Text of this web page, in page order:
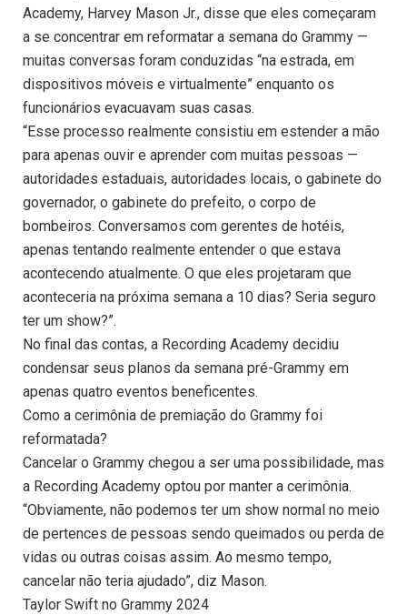
Academy, Harvey Mason Jr., disse que eles começaram
a se concentrar em reformatar a semana do Grammy —
muitas conversas foram conduzidas “na estrada, em
dispositivos móveis e virtualmente” enquanto os
funcionários evacuavam suas casas.
“Esse processo realmente consistiu em estender a mão
para apenas ouvir e aprender com muitas pessoas —
autoridades estaduais, autoridades locais, o gabinete do
governador, o gabinete do prefeito, o corpo de
bombeiros. Conversamos com gerentes de hotéis,
apenas tentando realmente entender o que estava
acontecendo atualmente. O que eles projetaram que
aconteceria na próxima semana a 10 dias? Seria seguro
ter um show?”.
No final das contas, a Recording Academy decidiu
condensar seus planos da semana pré-Grammy em
apenas quatro eventos beneficentes.
Como a cerimônia de premiação do Grammy foi
reformatada?
Cancelar o Grammy chegou a ser uma possibilidade, mas
a Recording Academy optou por manter a cerimônia.
“Obviamente, não podemos ter um show normal no meio
de pertences de pessoas sendo queimados ou perda de
vidas ou outras coisas assim. Ao mesmo tempo,
cancelar não teria ajudado”, diz Mason.
Taylor Swift no Grammy 2024